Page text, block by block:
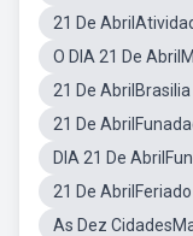
21 De
O DIA 21 De
21 De
21 De
DIA 21 De
21 De AbrilFeriado
As Dez